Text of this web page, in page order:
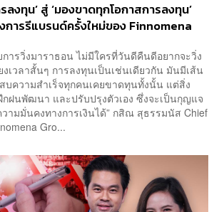
ลงทุน’ สู่ ‘มองขาดทุกโอกาสการลงทุน’
ารรีแบรนด์ครั้งใหม่ของ Finnomena
ารวิ่งมาราธอน ไม่มีใครที่วันดีคืนดีอยากจะวิ่ง
เวลาสั้นๆ การลงทุนเป็นเช่นเดียวกัน มันมีเส้น
ความสำเร็จทุกคนเคยขาดทุนทั้งนั้น แต่สิ่ง
ฝนพัฒนา และปรับปรุงตัวเอง ซึ่งจะเป็นกุญแจ
ามมั่นคงทางการเงินได้” กสิณ สุธรรมนัส Chief
Gro...